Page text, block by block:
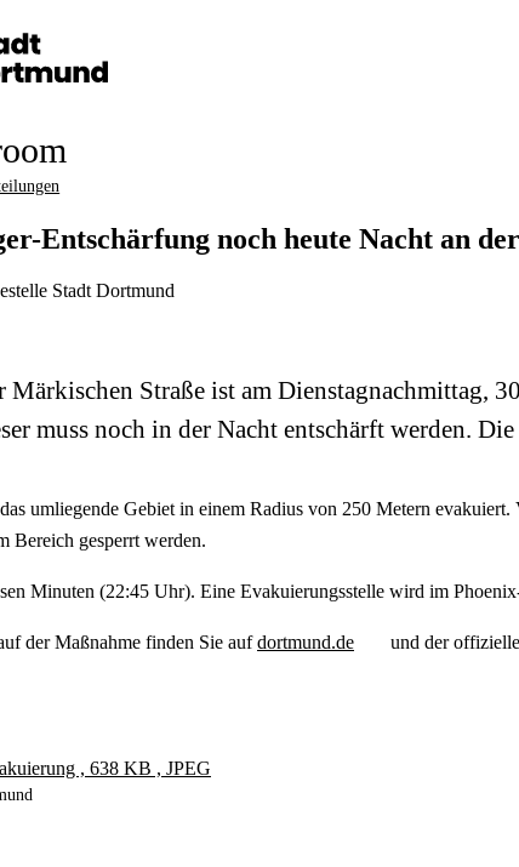
Entschärfung noch heute Nacht an
Stadt Dortmund
Märkischen Straße ist am
muss noch in der Nacht entschärft werden.
umliegende Gebiet in einem Radius von 250 Metern
Bereich gesperrt werden.
Minuten (22:45 Uhr). Eine Evakuierungsstelle wird im
der Maßnahme finden Sie aufdortmund.de und der
, 638 KB , JPEG